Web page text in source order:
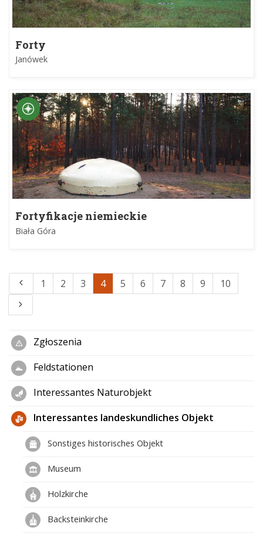
Forty
Janówek
Fortyfikacje niemieckie
Biała Góra
1 2 3 4 5 6 7 8 9 10
Zgłoszenia
Feldstationen
Interessantes Naturobjekt
Interessantes landeskundliches Objekt
Sonstiges historisches Objekt
Museum
Holzkirche
Backsteinkirche